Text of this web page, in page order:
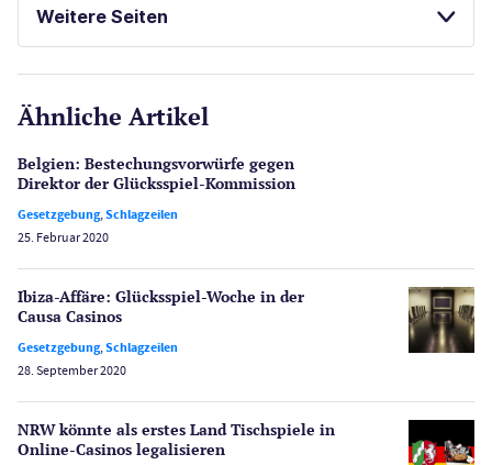
ONLINE SPORTWETTEN
Gesetzgebung
Lotterie
Poker
Schlagzeilen
Spiele
Spielerschutz
Weitere Seiten
CasinoOnline.de
Merkur Casinos
Spielautomaten
Casino Testberichte
Ähnliche Artikel
Belgien: Bestechungs­vorwürfe gegen
Direktor der Glücksspiel-Kommission
Gesetzgebung,Schlagzeilen
25. Februar 2020
Ibiza-Affäre: Glücksspiel-Woche in der
Causa Casinos
Gesetzgebung,Schlagzeilen
28. September 2020
NRW könnte als erstes Land Tischspiele in
Online-Casinos legalisieren